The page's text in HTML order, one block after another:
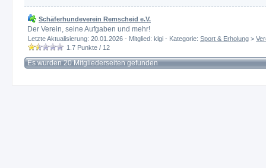
Schäferhundeverein Remscheid e.V.
Der Verein, seine Aufgaben und mehr!
Letzte Aktualisierung: 20.01.2026 - Mitglied: klgi - Kategorie: Sport & Erholung >
1.7 Punkte / 12
Es wurden 20 Mitgliederseiten gefunden